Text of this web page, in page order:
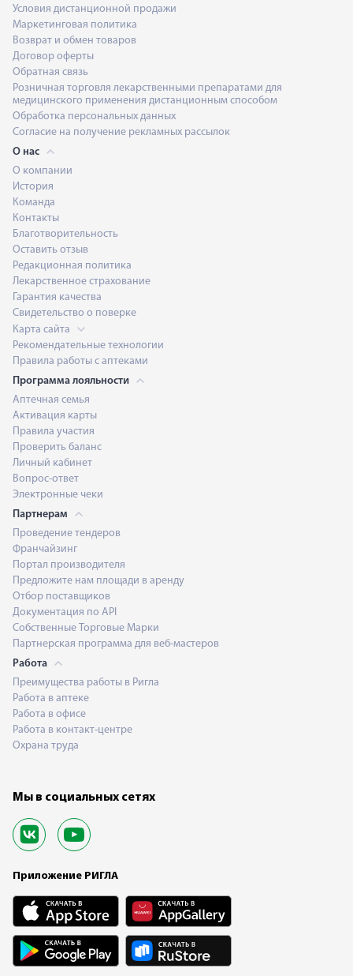
Условия дистанционной продажи
Маркетинговая политика
Возврат и обмен товаров
Договор оферты
Обратная связь
Розничная торговля лекарственными препаратами для
медицинского применения дистанционным способом
Обработка персональных данных
Согласие на получение рекламных рассылок
О нас
О компании
История
Команда
Контакты
Благотворительность
Оставить отзыв
Редакционная политика
Лекарственное страхование
Гарантия качества
Свидетельство о поверке
Карта сайта
Рекомендательные технологии
Правила работы с аптеками
Программа лояльности
Аптечная семья
Активация карты
Правила участия
Проверить баланс
Личный кабинет
Вопрос-ответ
Электронные чеки
Партнерам
Проведение тендеров
Франчайзинг
Портал производителя
Предложите нам площади в аренду
Отбор поставщиков
Документация по API
Собственные Торговые Марки
Партнерская программа для веб-мастеров
Работа
Преимущества работы в Ригла
Работа в аптеке
Работа в офисе
Работа в контакт-центре
Охрана труда
Мы в социальных сетях
Приложение РИГЛА